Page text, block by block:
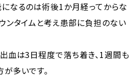
なるのは術後1か月経ってからな
ンタイムと考え患部に負担のない
血は3日程度で落ち着き、1週間も
多いです。